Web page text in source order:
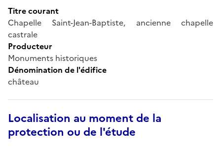
Titre courant
Chapelle Saint-Jean-Baptiste, ancienne chapelle
castrale
Producteur
Monuments historiques
Dénomination de l'édifice
château
Localisation au moment de la
protection ou de l'étude